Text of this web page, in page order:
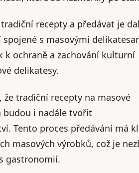
recepty a předávat je
s masovými
k ochraně a zachování kulturní
delikatesy.
tradiční recepty na masové
budou i nadále tvořit
Tento proces předávání má
masových výrobků, což je
gastronomií.